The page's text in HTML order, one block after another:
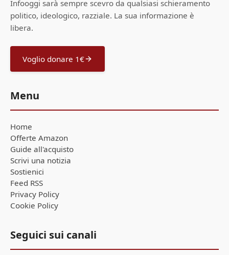
Infooggi sarà sempre scevro da qualsiasi schieramento
politico, ideologico, razziale. La sua informazione è
libera.
Voglio donare 1€
Menu
Home
Offerte Amazon
Guide all'acquisto
Scrivi una notizia
Sostienici
Feed RSS
Privacy Policy
Cookie Policy
Seguici sui canali